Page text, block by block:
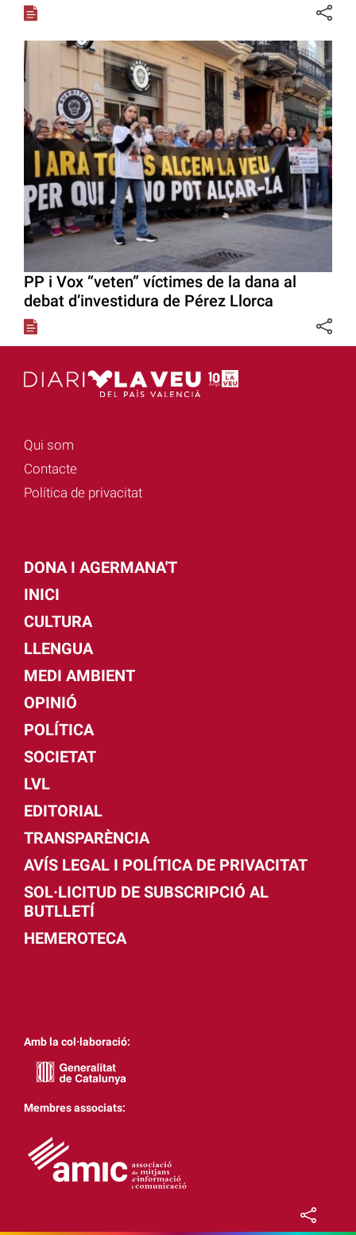
PP i Vox “veten” víctimes de la dana al
debat d’investidura de Pérez Llorca
Qui som
Contacte
Política de privacitat
DONA I AGERMANA'T
INICI
CULTURA
LLENGUA
MEDI AMBIENT
OPINIÓ
POLÍTICA
SOCIETAT
LVL
EDITORIAL
TRANSPARÈNCIA
AVÍS LEGAL I POLÍTICA DE PRIVACITAT
SOL·LICITUD DE SUBSCRIPCIÓ AL
BUTLLETÍ
HEMEROTECA
Amb la col·laboració:
Membres associats: